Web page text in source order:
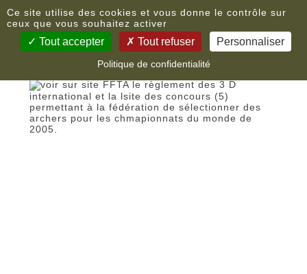
Nouvelles
voir sur site FFTA le règlement des 3 D
international et la lsite des concours (5)
permettant à la fédération de sélectionner des
archers pour les chmapionnats du monde de
2005.
Ce site utilise des cookies et vous donne le contrôle sur
ceux que vous souhaitez activer
Tout accepter Tout refuser Personnaliser
Politique de confidentialité